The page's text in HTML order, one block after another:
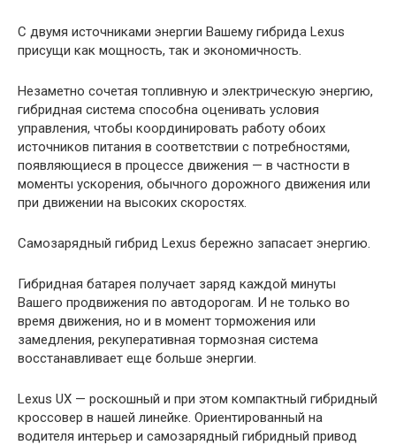
С двумя источниками энергии Вашему гибрида Lexus
присущи как мощность, так и экономичность.
Незаметно сочетая топливную и электрическую энергию,
гибридная система способна оценивать условия
управления, чтобы координировать работу обоих
источников питания в соответствии с потребностями,
появляющиеся в процессе движения — в частности в
моменты ускорения, обычного дорожного движения или
при движении на высоких скоростях.
Самозарядный гибрид Lexus бережно запасает энергию.
Гибридная батарея получает заряд каждой минуты
Вашего продвижения по автодорогам. И не только во
время движения, но и в момент торможения или
замедления, рекуперативная тормозная система
восстанавливает еще больше энергии.
Lexus UX — роскошный и при этом компактный гибридный
кроссовер в нашей линейке. Ориентированный на
водителя интерьер и самозарядный гибридный привод